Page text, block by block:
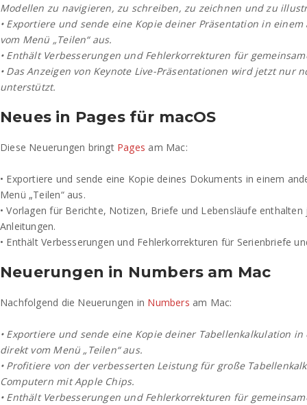
Modellen zu navigieren, zu schreiben, zu zeichnen und zu
• Exportiere und sende eine Kopie deiner Präsentation in
vom Menü „Teilen“ aus.
• Enthält Verbesserungen und Fehlerkorrekturen für
• Das Anzeigen von Keynote Live-Präsentationen wird jetzt nur
unterstützt.
Neues in Pages für macOS
Diese Neuerungen bringt Pages am Mac:
• Exportiere und sende eine Kopie deines Dokuments in einem
Menü „Teilen“ aus.
• Vorlagen für Berichte, Notizen, Briefe und Lebensläufe
Anleitungen.
• Enthält Verbesserungen und Fehlerkorrekturen für Serienbriefe
Neuerungen in Numbers am Mac
Nachfolgend die Neuerungen in Numbers am Mac:
• Exportiere und sende eine Kopie deiner Tabellenkalkulation
direkt vom Menü „Teilen“ aus.
• Profitiere von der verbesserten Leistung für große
Computern mit Apple Chips.
• Enthält Verbesserungen und Fehlerkorrekturen für